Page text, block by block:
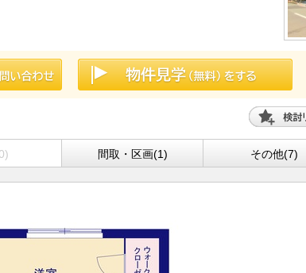
間取・区画(1) その他(7)